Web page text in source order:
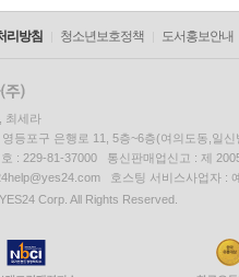
리방침 청소년보호정책 도서홍보안내
최세라
등포구 은행로 11, 5층~6층(여의도동,일신
호 : 229-81-37000 통신판매업신고 : 제
호스팅 서비스사업자 :
Corp. All Rights Reserved.